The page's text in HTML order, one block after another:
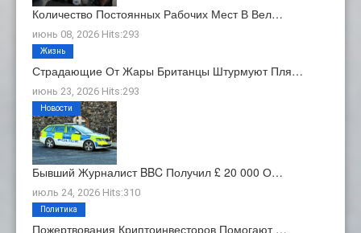
Количество Постоянных Рабочих Мест В Вел…
июнь 08, 2026 Hits:293
Страдающие От Жары Британцы Штурмуют Пля…
июнь 23, 2026 Hits:293
Жизнь
Бывший Журналист BBC Получил £ 20 000 О…
июль 24, 2026 Hits:310
Новости
Пожертвования Криптоинвесторов Помогают …
Политика